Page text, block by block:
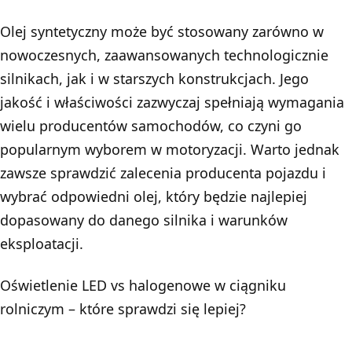
Olej syntetyczny może być stosowany zarówno w
nowoczesnych, zaawansowanych technologicznie
silnikach, jak i w starszych konstrukcjach. Jego
jakość i właściwości zazwyczaj spełniają wymagania
wielu producentów samochodów, co czyni go
popularnym wyborem w motoryzacji. Warto jednak
zawsze sprawdzić zalecenia producenta pojazdu i
wybrać odpowiedni olej, który będzie najlepiej
dopasowany do danego silnika i warunków
eksploatacji.
Oświetlenie LED vs halogenowe w ciągniku
rolniczym – które sprawdzi się lepiej?